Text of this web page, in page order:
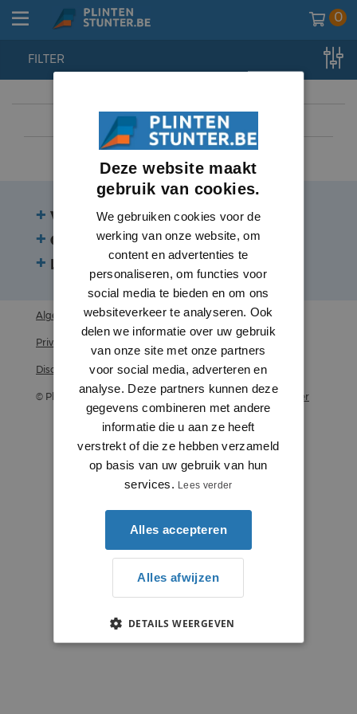
0
home //
FILTER
Veelgestelde vragen
Contact
Beoordelingen
Algemene voorwaarden
Privacy statement
Disclaimer
© Plintenstunter 2026 Profielenstunter
Deze website maakt
gebruik van cookies.
We gebruiken cookies voor de
werking van onze website, om
content en advertenties te
personaliseren, om functies voor
social media te bieden en om ons
websiteverkeer te analyseren. Ook
delen we informatie over uw gebruik
van onze site met onze partners
voor social media, adverteren en
analyse. Deze partners kunnen deze
gegevens combineren met andere
informatie die u aan ze heeft
verstrekt of die ze hebben verzameld
op basis van uw gebruik van hun
services.
Lees verder
Alles accepteren
Alles afwijzen
DETAILS WEERGEVEN